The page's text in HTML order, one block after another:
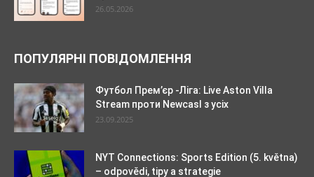
26.05.2026
ПОПУЛЯРНІ ПОВІДОМЛЕННЯ
Футбол Прем’єр -Ліга: Live Aston Villa
Stream проти Newcasl з усіх
23.09.2025
NYT Connections: Sports Edition (5. května)
– odpovědi, tipy a strategie